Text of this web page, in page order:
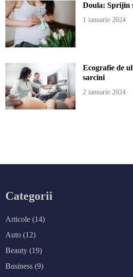
Doula: Sprijin
1 ianuarie 2024
Ecografie de
sarcini
2 ianuarie 2024
Categorii
Articole (14)
Auto (12)
Beauty (19)
Business (9)